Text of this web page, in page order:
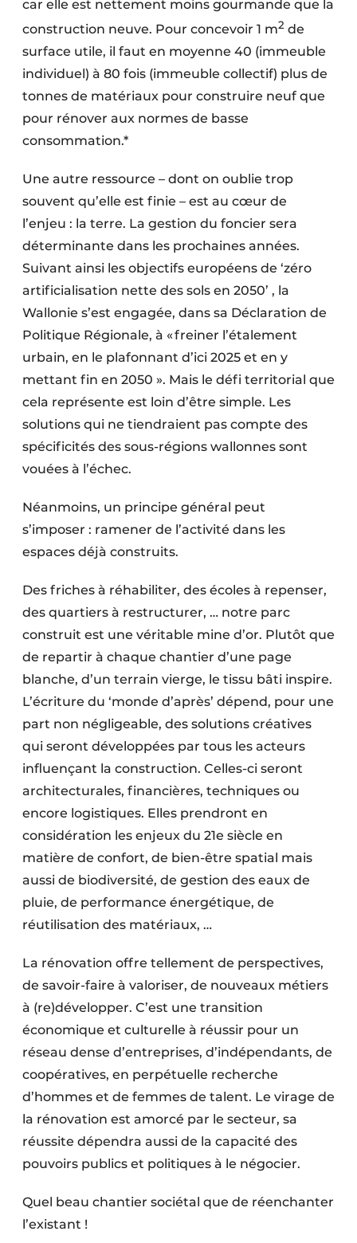
Travaux ferroviaires
car elle est nettement moins gourmande que la
construction neuve. Pour concevoir 1 m2 de
surface utile, il faut en moyenne 40 (immeuble
individuel) à 80 fois (immeuble collectif) plus de
tonnes de matériaux pour construire neuf que
pour rénover aux normes de basse
consommation.*
Une autre ressource – dont on oublie trop
souvent qu’elle est finie – est au cœur de
l’enjeu : la terre. La gestion du foncier sera
déterminante dans les prochaines années.
Suivant ainsi les objectifs européens de ‘zéro
artificialisation nette des sols en 2050’ , la
Wallonie s’est engagée, dans sa Déclaration de
Politique Régionale, à « freiner l’étalement
urbain, en le plafonnant d’ici 2025 et en y
mettant fin en 2050 ». Mais le défi territorial que
cela représente est loin d’être simple. Les
solutions qui ne tiendraient pas compte des
spécificités des sous-régions wallonnes sont
vouées à l’échec.
Néanmoins, un principe général peut
s’imposer : ramener de l’activité dans les
espaces déjà construits.
Des friches à réhabiliter, des écoles à repenser,
des quartiers à restructurer, … notre parc
construit est une véritable mine d’or. Plutôt que
de repartir à chaque chantier d’une page
blanche, d’un terrain vierge, le tissu bâti inspire.
L’écriture du ‘monde d’après’ dépend, pour une
part non négligeable, des solutions créatives
qui seront développées par tous les acteurs
influençant la construction. Celles-ci seront
architecturales, financières, techniques ou
encore logistiques. Elles prendront en
considération les enjeux du 21e siècle en
matière de confort, de bien-être spatial mais
aussi de biodiversité, de gestion des eaux de
pluie, de performance énergétique, de
réutilisation des matériaux, …
La rénovation offre tellement de perspectives,
de savoir-faire à valoriser, de nouveaux métiers
à (re)développer. C’est une transition
économique et culturelle à réussir pour un
réseau dense d’entreprises, d’indépendants, de
coopératives, en perpétuelle recherche
d’hommes et de femmes de talent. Le virage de
la rénovation est amorcé par le secteur, sa
réussite dépendra aussi de la capacité des
pouvoirs publics et politiques à le négocier.
Quel beau chantier sociétal que de réenchanter
l’existant !